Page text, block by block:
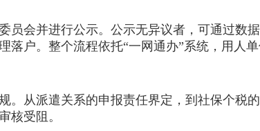
会并进行公示。公示无异议者，可通过数
落户。整个流程依托“一网通办”系统，用人
从派遣关系的申报责任界定，到社保个税
核受阻。